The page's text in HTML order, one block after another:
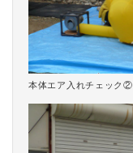
本体エア入れチェック②